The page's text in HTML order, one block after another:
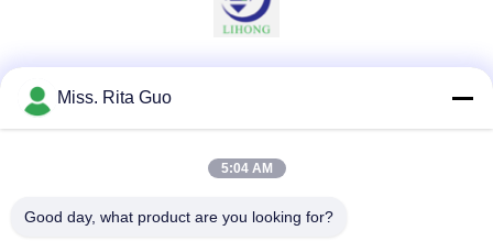
Miss. Rita Guo
5:04 AM
Good day, what product are you looking for?